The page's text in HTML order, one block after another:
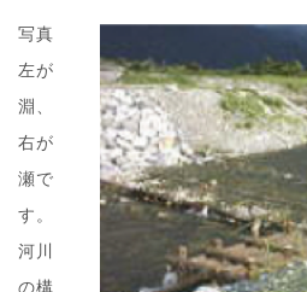
写真
左が
淵、
右が
瀬で
す。
河川
の構